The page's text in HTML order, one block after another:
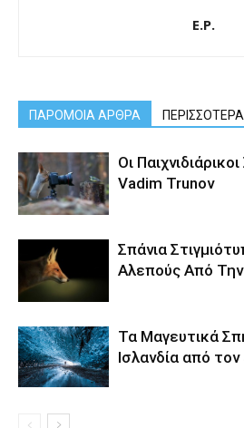
E.P.
ΠΑΡΟΜΟΙΑ ΑΡΘΡΑ
Οι
Vadim Trunov
Σπάνια
Αλεπούς Από
Τα Μαγευτικά
Ισλανδία από